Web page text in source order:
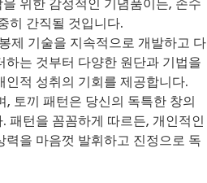
위한 감성적인 기념품이든, 손수
히 간직될 것입니다.
제 기술을 지속적으로 개발하고 다
는 것부터 다양한 원단과 기법을
적 성취의 기회를 제공합니다.
, 토끼 패턴은 당신의 독특한 창의
패턴을 꼼꼼하게 따르든, 개인적인
을 마음껏 발휘하고 진정으로 독